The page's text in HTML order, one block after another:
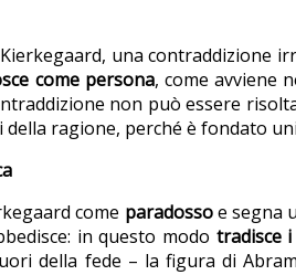
Kierkegaard, una contraddizione
come persona, come avviene
non può essere
ragione, perché è fondato
come paradossoe segna
in questo modo tradisce
della fede – la figura di